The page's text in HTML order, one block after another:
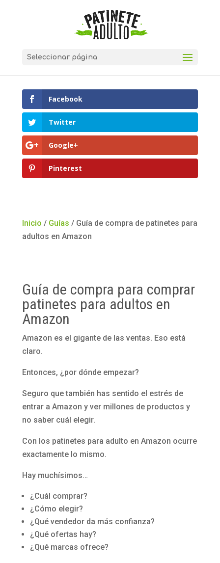
Seleccionar página
Facebook
Twitter
Google+
Pinterest
Inicio / Guías / Guía de compra de patinetes para
adultos en Amazon
Guía de compra para comprar
patinetes para adultos en
Amazon
Amazon es el gigante de las ventas. Eso está
claro.
Entonces, ¿por dónde empezar?
Seguro que también has sentido el estrés de
entrar a Amazon y ver millones de productos y
no saber cuál elegir.
Con los patinetes para adulto en Amazon ocurre
exactamente lo mismo.
Hay muchísimos…
¿Cuál comprar?
¿Cómo elegir?
¿Qué vendedor da más confianza?
¿Qué ofertas hay?
¿Qué marcas ofrece?